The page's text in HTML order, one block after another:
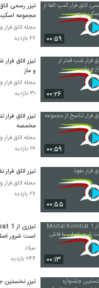
۰۰:۵۹
تیزر رسمی
مجموعه
مجله اتاق
۲۷ بازدید
۰۰:۲۶
تیزر اتاق
و ماز
مجله اتاق
۳۱ بازدید
۰۰:۵۹
تیزر اتاق
مخمصه
مجله اتاق
۲۸ بازدید
۰۰:۵۵
تیزر اتاق فرار
مجله اتاق
۲۷ بازدید
۰۰:۱۳
است شرور
میلاد
۲۴۴ بازدید
تیزر نخستین